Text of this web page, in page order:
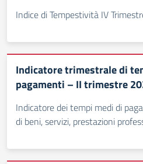
Indice di Tempestività IV
Indicatore trimestrale di
pagamenti – II trimestre
Indicatore dei tempi medi di
di beni, servizi, prestazioni